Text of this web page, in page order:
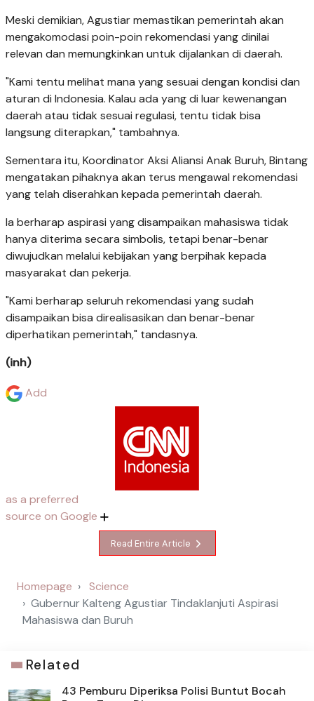
Meski demikian, Agustiar memastikan pemerintah akan
mengakomodasi poin-poin rekomendasi yang dinilai
relevan dan memungkinkan untuk dijalankan di daerah.
"Kami tentu melihat mana yang sesuai dengan kondisi dan
aturan di Indonesia. Kalau ada yang di luar kewenangan
daerah atau tidak sesuai regulasi, tentu tidak bisa
langsung diterapkan," tambahnya.
Sementara itu, Koordinator Aksi Aliansi Anak Buruh, Bintang
mengatakan pihaknya akan terus mengawal rekomendasi
yang telah diserahkan kepada pemerintah daerah.
Ia berharap aspirasi yang disampaikan mahasiswa tidak
hanya diterima secara simbolis, tetapi benar-benar
diwujudkan melalui kebijakan yang berpihak kepada
masyarakat dan pekerja.
"Kami berharap seluruh rekomendasi yang sudah
disampaikan bisa direalisasikan dan benar-benar
diperhatikan pemerintah," tandasnya.
(inh)
Add
as a preferred
source on Google
Read Entire Article
Homepage
Science
Gubernur Kalteng Agustiar Tindaklanjuti Aspirasi
Mahasiswa dan Buruh
Related
43 Pemburu Diperiksa Polisi Buntut Bocah